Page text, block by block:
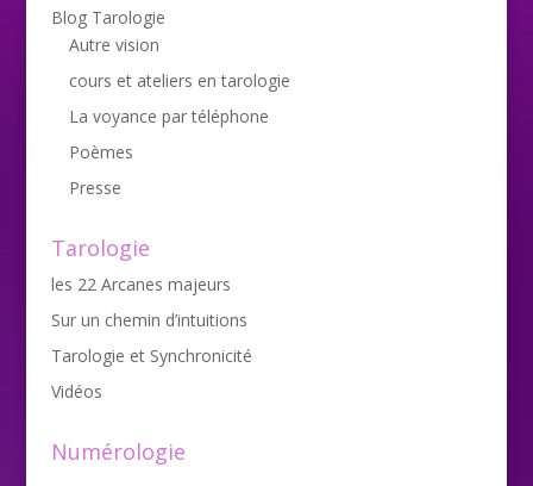
Blog Tarologie
Autre vision
cours et ateliers en tarologie
La voyance par téléphone
Poèmes
Presse
Tarologie
les 22 Arcanes majeurs
Sur un chemin d’intuitions
Tarologie et Synchronicité
Vidéos
Numérologie